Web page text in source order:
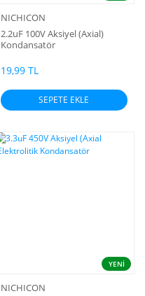
NICHICON
2.2uF 100V Aksiyel (Axial)
Kondansatör
19,99 TL
SEPETE EKLE
YENİ
NICHICON